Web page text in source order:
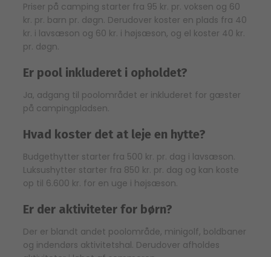
Priser på camping starter fra 95 kr. pr. voksen og 60
kr. pr. barn pr. døgn. Derudover koster en plads fra 40
kr. i lavsæson og 60 kr. i højsæson, og el koster 40 kr.
pr. døgn.
Er pool inkluderet i opholdet?
Ja, adgang til poolområdet er inkluderet for gæster
på campingpladsen.
Hvad koster det at leje en hytte?
Budgethytter starter fra 500 kr. pr. dag i lavsæson.
Luksushytter starter fra 850 kr. pr. dag og kan koste
op til 6.600 kr. for en uge i højsæson.
Er der aktiviteter for børn?
Der er blandt andet poolområde, minigolf, boldbaner
og indendørs aktivitetshal. Derudover afholdes